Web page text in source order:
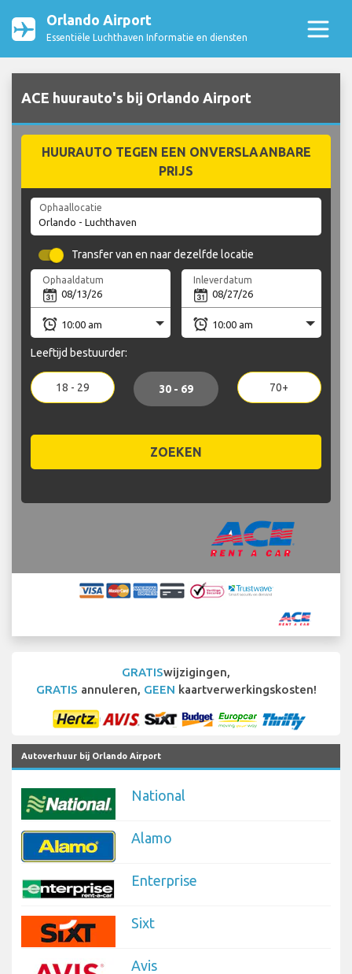
Orlando Airport
Essentiële Luchthaven Informatie en diensten
ACE huurauto's bij Orlando Airport
HUURAUTO TEGEN EEN ONVERSLAANBARE
PRIJS
Ophaallocatie
Transfer van en naar dezelfde locatie
Ophaaldatum Inleverdatum
Leeftijd bestuurder:
18 - 29 30 - 69 70+
ZOEKEN
GRATISwijzigingen,
GRATIS annuleren, GEEN kaartverwerkingskosten!
Autoverhuur bij Orlando Airport
National
Alamo
Enterprise
Sixt
Avis